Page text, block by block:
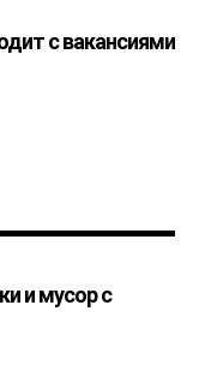
с вакансиями
и мусор с